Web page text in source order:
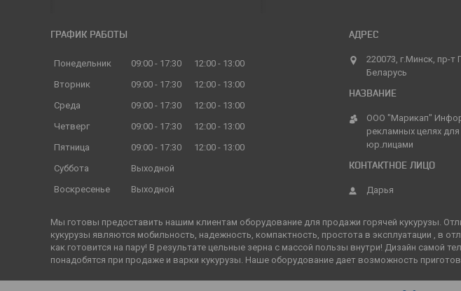
ГРАФИК РАБОТЫ
Понедельник 09:00 17:30 12:00
13:00
Вторник
09:00 17:30 12:00
13:00
Среда
09:00 17:30 12:00
13:00
Четверг
09:00 17:30 12:00
13:00
Пятница
09:00 17:30 12:00
13:00
Суббота
Выходной
Воскресенье
Выходной
220073, г.Минск, пр-
Беларусь
ООО "Марикап"
рекламных целях
юр.лицами
Дарья
Мы готовы предоставить нашим клиентам оборудование для продажи горячей кукурузы.
кукурузы являются мобильность, надежность, компактность, простота в эксплуатации , в
как готовится на пару! В результате цельные зерна с массой пользы внутри! Дизайн
понадобятся при продаже и варки кукурузы. Наше оборудование дает возможность